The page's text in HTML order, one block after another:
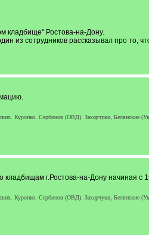
кладбище" Ростова-на-Дону.
из сотрудников рассказывал про то,
Куропко. Сербинов (ОВД). Захарчуки, Белянские
г.Ростова-на-Дону начиная с
Куропко. Сербинов (ОВД). Захарчуки, Белянские